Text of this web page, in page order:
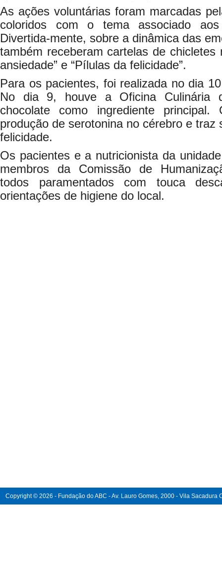
As ações voluntárias foram marcadas
coloridos com o tema associado
Divertida-mente, sobre a dinâmica das
também receberam cartelas de chicletes
ansiedade” e “Pílulas da felicidade”.
Para os pacientes, foi realizada no dia
No dia 9, houve a Oficina Culinária
chocolate como ingrediente
produção de serotonina no cérebro e traz
felicidade.
Os pacientes e a nutricionista da
membros da Comissão de
todos paramentados com touca
orientações de higiene do local.
Copyright © 2026 - Fundação do ABC - Av. Lauro Gomes, 2000 - Vila